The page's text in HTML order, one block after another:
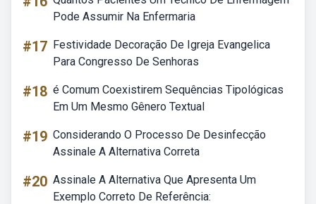
Pode Assumir Na Enfermaria
#17 Festividade Decoração De Igreja Evangelica
Para Congresso De Senhoras
#18 é Comum Coexistirem Sequências Tipológicas
Em Um Mesmo Gênero Textual
#19 Considerando O Processo De Desinfecção
Assinale A Alternativa Correta
#20 Assinale A Alternativa Que Apresenta Um
Exemplo Correto De Referência: